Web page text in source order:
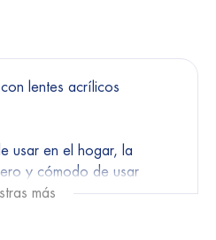
lentes acrílicos
usar en el hogar, la
y cómodo de usar
más prolongado. La
más